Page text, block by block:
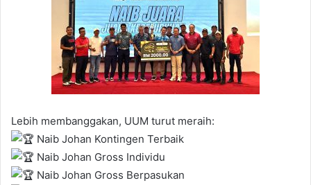
Lebih membanggakan, UUM turut meraih:
Naib Johan Kontingen Terbaik
Naib Johan Gross Individu
Naib Johan Gross Berpasukan